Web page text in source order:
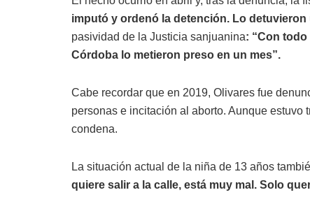
imputó y ordenó la detención. Lo detuvieron
pasividad de la Justicia sanjuanina: “Con
Córdoba lo metieron preso en un mes”.
Cabe recordar que en 2019, Olivares fue
personas e incitación al aborto. Aunque
condena.
La situación actual de la niña de 13 años
quiere salir a la calle, está muy mal. Solo